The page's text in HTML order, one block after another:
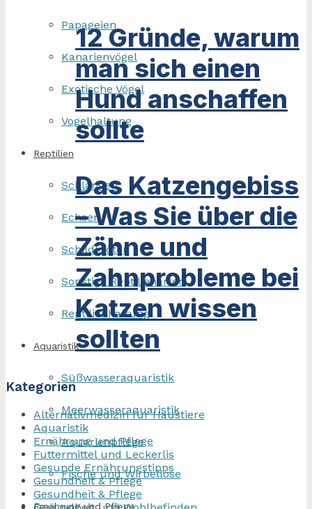
Papageien
Kanarienvögel
Exotische Vögel
Vogelhaltung
Reptilien
Schlangen
Echsen
Schildkröten
Sonstige Reptilienarten
Reptilienhaltung
Aquaristik
Süßwasseraquaristik
Meerwasseraquaristik
Aquarienpflege
Fische und Wirbellose
Ernährung und Pflege
12 Gründe, warum
man sich einen
Hund anschaffen
sollte
Das Katzengebiss
– Was Sie über die
Zähne und
Zahnprobleme bei
Katzen wissen
sollten
Kategorien
Alternativmedizin für Haustiere
Aquaristik
Ernährung und Pflege
Futtermittel und Leckerlis
Gesunde Ernährungstipps
Gesundheit & Pflege
Gesundheit & Pflege